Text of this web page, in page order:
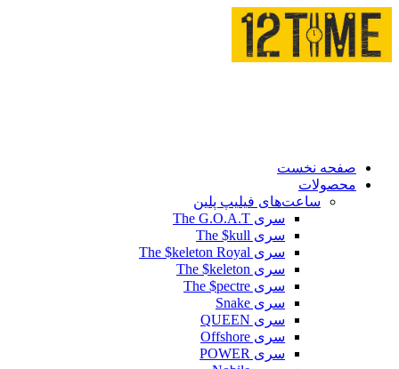
صفحه نخست
محصولات
ساعت‌های فیلیپ پلین
سری The G.O.A.T
سری The $kull
سری The $keleton Royal
سری The $keleton
سری The $pectre
سری Snake
سری QUEEN
سری Offshore
سری POWER